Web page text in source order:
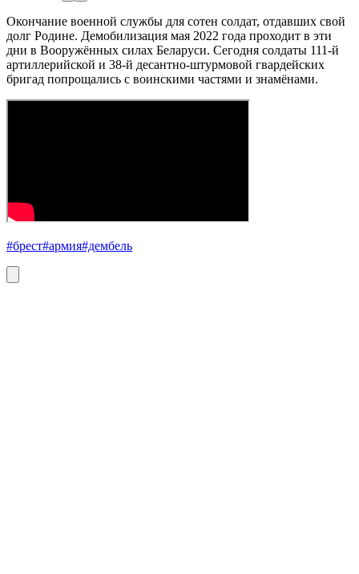
Окончание военной службы для сотен солдат, отдавших свой
долг Родине. Демобилизация мая 2022 года проходит в эти
дни в Вооружённых силах Беларуси. Сегодня солдаты 111-й
артиллерийской и 38-й десантно-штурмовой гвардейских
бригад попрощались с воинскими частями и знамёнами.
#брест#армия#дембель